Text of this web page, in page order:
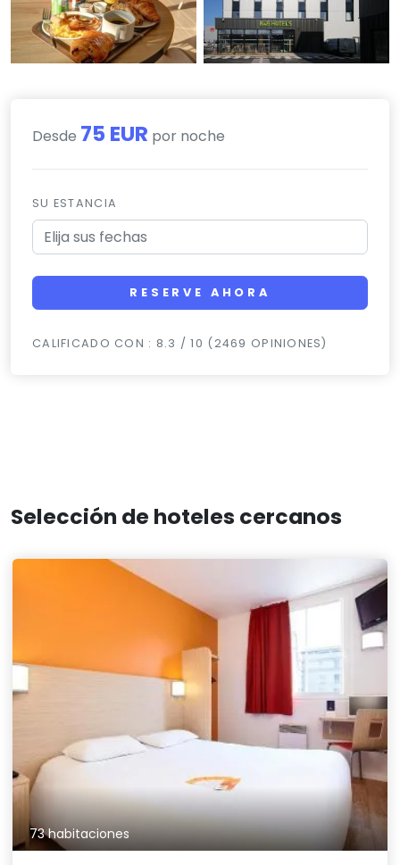
Desde 75 EUR por noche
SU ESTANCIA
RESERVE AHORA
CALIFICADO CON : 8.3 / 10 (2469 OPINIONES)
Selección de hoteles cercanos
73 habitaciones